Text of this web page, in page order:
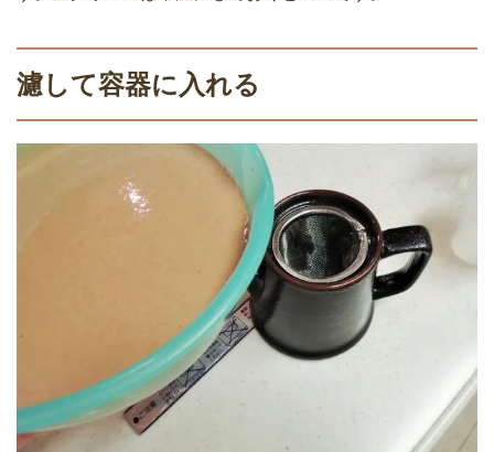
濾して容器に入れる